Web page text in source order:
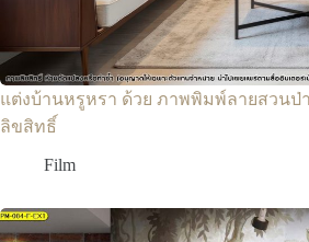
แต่งบ้านหรูหรา ด้วย ภาพพิมพ์ลายสวนป่า
ลิขสิทธิ์
Film